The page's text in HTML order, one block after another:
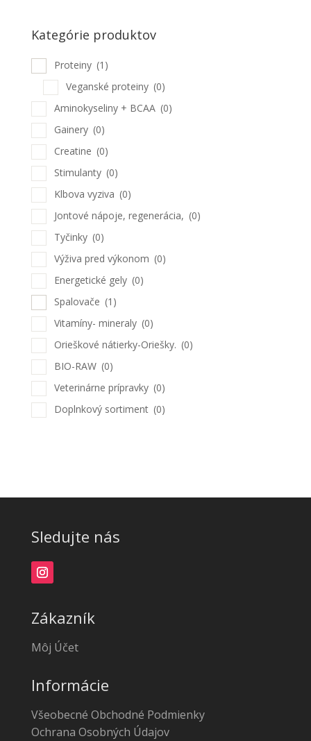
Kategórie produktov
Proteiny (1)
Veganské proteiny (0)
Aminokyseliny + BCAA (0)
Gainery (0)
Creatine (0)
Stimulanty (0)
Klbova vyziva (0)
Jontové nápoje, regenerácia, (0)
Tyčinky (0)
Výživa pred výkonom (0)
Energetické gely (0)
Spalovače (1)
Vitamíny- mineraly (0)
Orieškové nátierky-Oriešky. (0)
BIO-RAW (0)
Veterinárne prípravky (0)
Doplnkový sortiment (0)
Sledujte nás
Zákazník
Môj Účet
Informácie
Všeobecné Obchodné Podmienky
Ochrana Osobných Údajov